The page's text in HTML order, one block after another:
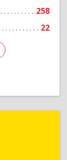
258
22
Подробнее
Луки г,